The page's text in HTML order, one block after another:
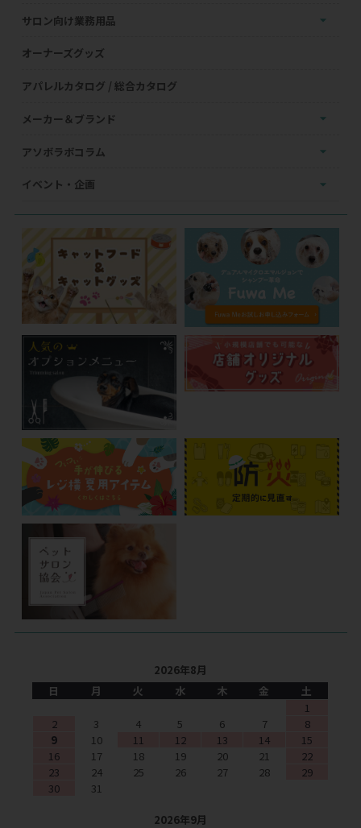
サロン向け業務用品
オーナーズグッズ
アパレルカタログ / 総合カタログ
メーカー＆ブランド
アソボラボコラム
イベント・企画
2026年8月
日
月 火 水 木 金
土
1
2
3 4 5 6 7
8
9
10 11 12 13 14
15
16
17 18 19 20 21
22
23
24 25 26 27 28
29
30
31
2026年9月